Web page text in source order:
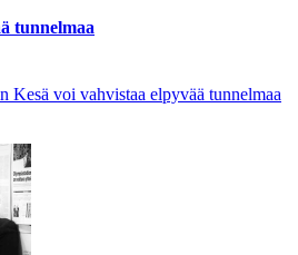
tunnelmaa
Kesä voi vahvistaa elpyvää tunnelmaa